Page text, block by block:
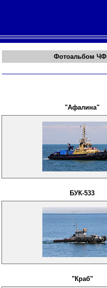
Фотоальбом ЧФ
"Афалина"
БУК-533
"Краб"